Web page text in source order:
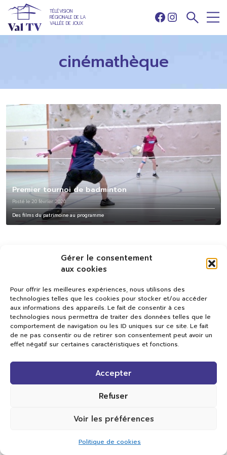
Gérer le consentement
aux cookies
Pour offrir les meilleures expériences, nous utilisons des
technologies telles que les cookies pour stocker et/ou accéder
aux informations des appareils. Le fait de consentir à ces
technologies nous permettra de traiter des données telles que le
comportement de navigation ou les ID uniques sur ce site. Le fait
de ne pas consentir ou de retirer son consentement peut avoir un
effet négatif sur certaines caractéristiques et fonctions.
Accepter
Refuser
Voir les préférences
Politique de cookies
TÉLÉVISION
RÉGIONALE DE LA
VALLÉE DE JOUX
Facebook
Instagram
cinémathèque
Premier tournoi de badminton
Posté le 20 février 2020
Des films du patrimoine au programme
Val TV
Centre de Compétences Médias
Rue du Pont-Neuf 24
Tous droits réservés.
Réalisation Cavin-Baudat Digital Lab